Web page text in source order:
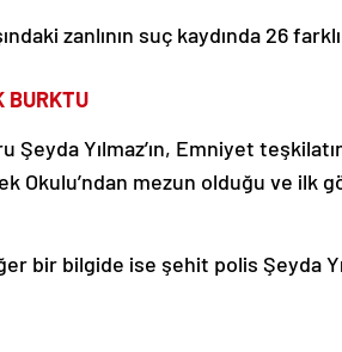
zanlının suç kaydında 26
BURKTU
Yılmaz’ın, Emniyet
Okulu’ndan mezun olduğu ve ilk
bir bilgide ise şehit polis Şeyda